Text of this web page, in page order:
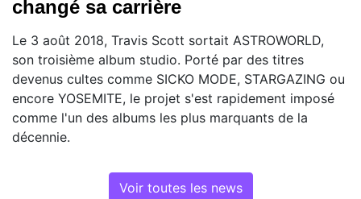
changé sa carrière
Le 3 août 2018, Travis Scott sortait ASTROWORLD,
son troisième album studio. Porté par des titres
devenus cultes comme SICKO MODE, STARGAZING ou
encore YOSEMITE, le projet s'est rapidement imposé
comme l'un des albums les plus marquants de la
décennie.
Voir toutes les news